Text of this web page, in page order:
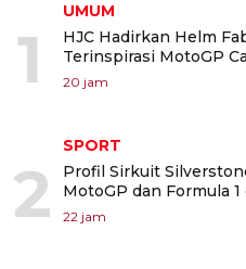
1
UMUM
HJC Hadirkan Helm
Terinspirasi MotoGP
20 jam
2
SPORT
Profil Sirkuit
MotoGP dan Formula
22 jam